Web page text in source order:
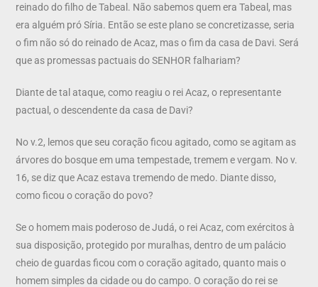
reinado do filho de Tabeal. Não sabemos quem era Tabeal, mas
era alguém pró Síria. Então se este plano se concretizasse, seria
o fim não só do reinado de Acaz, mas o fim da casa de Davi. Será
que as promessas pactuais do SENHOR falhariam?
Diante de tal ataque, como reagiu o rei Acaz, o representante
pactual, o descendente da casa de Davi?
No v.2, lemos que seu coração ficou agitado, como se agitam as
árvores do bosque em uma tempestade, tremem e vergam. No v.
16, se diz que Acaz estava tremendo de medo. Diante disso,
como ficou o coração do povo?
Se o homem mais poderoso de Judá, o rei Acaz, com exércitos à
sua disposição, protegido por muralhas, dentro de um palácio
cheio de guardas ficou com o coração agitado, quanto mais o
homem simples da cidade ou do campo. O coração do rei se